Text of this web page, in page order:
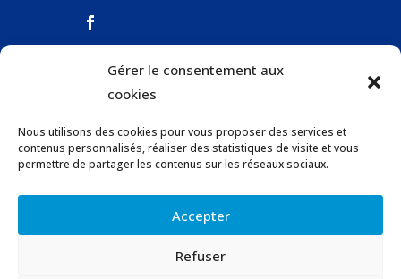
Gérer le consentement aux
cookies
Nous utilisons des cookies pour vous proposer des services et
contenus personnalisés, réaliser des statistiques de visite et vous
permettre de partager les contenus sur les réseaux sociaux.
Accepter
Refuser
GESTION DES DÉCHETS
URBANISME
COMMUNICATIONS DE LA MAIRIE
LOCATION DE SALLES COMMUNALES